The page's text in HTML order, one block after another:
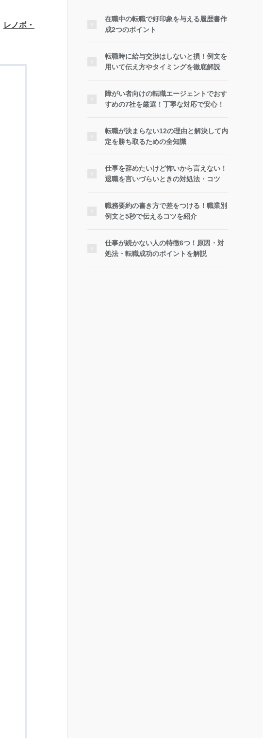
レノボ・
在職中の転職で好印象を与える履歴書作
成2つのポイント
転職時に給与交渉はしないと損！例文を
用いて伝え方やタイミングを徹底解説
障がい者向けの転職エージェントでおす
すめの7社を厳選！丁寧な対応で安心！
転職が決まらない12の理由と解決して内
定を勝ち取るための全知識
仕事を辞めたいけど怖いから言えない！
退職を言いづらいときの対処法・コツ
職務要約の書き方で差をつける！職業別
例文と5秒で伝えるコツを紹介
仕事が続かない人の特徴6つ！原因・対
処法・転職成功のポイントを解説